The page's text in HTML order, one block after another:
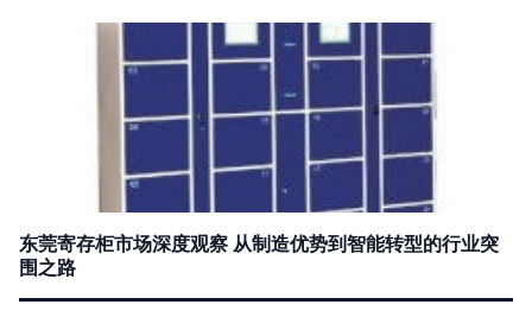
东莞寄存柜市场深度观察 从制造优势到智能转型的行业突
围之路